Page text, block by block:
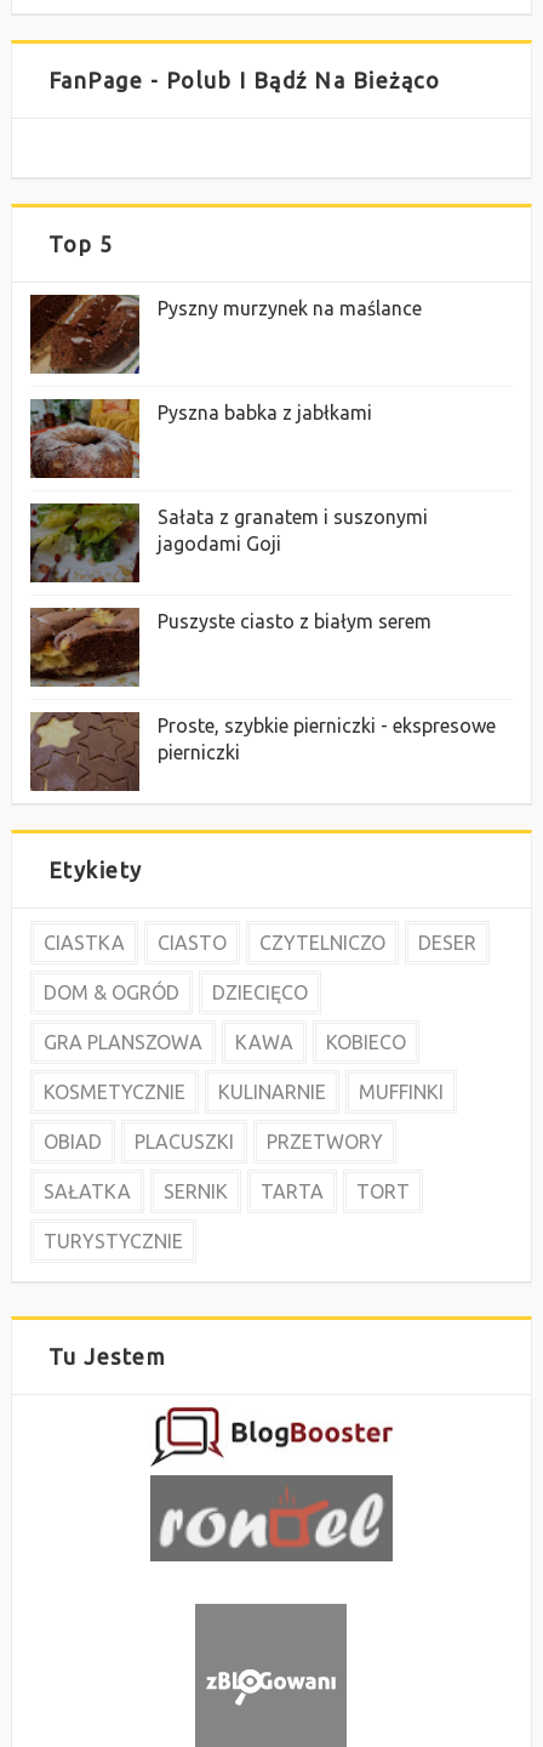
FanPage - Polub I Bądź Na Bieżąco
Top 5
Pyszny murzynek na maślance
Pyszna babka z jabłkami
Sałata z granatem i suszonymi
jagodami Goji
Puszyste ciasto z białym serem
Proste, szybkie pierniczki - ekspresowe
pierniczki
Etykiety
CIASTKA CIASTO CZYTELNICZO DESER
DOM & OGRÓD DZIECIĘCO
GRA PLANSZOWA KAWA KOBIECO
KOSMETYCZNIE KULINARNIE MUFFINKI
OBIAD PLACUSZKI PRZETWORY
SAŁATKA SERNIK TARTA TORT
TURYSTYCZNIE
Tu Jestem